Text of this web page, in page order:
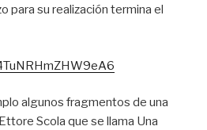
para su realización termina el
algunos fragmentos de una
Scola que se llama Una